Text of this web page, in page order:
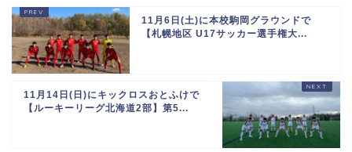
11月6日(土)に本校駒岡グラウンドで
【札幌地区 U17サッカー選手権大...
11月14日(日)にキックロスおとふけで
【ルーキーリーグ北海道2部】第5...